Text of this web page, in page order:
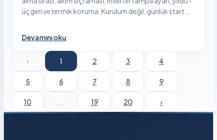
üçgen ve termik koruma. Kurulum değil, günlük start
Devamını oku
‹ 1 2 3 4
5 6 7 8 9
10 ... 19 20 ›